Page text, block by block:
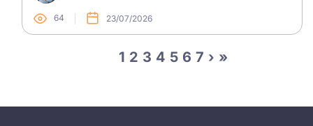
64 23/07/2026
1 2 3 4 5 6 7 › »